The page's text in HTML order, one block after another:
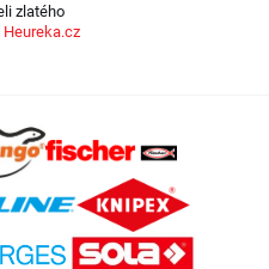
zlatého
Heureka.cz